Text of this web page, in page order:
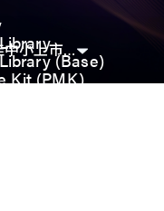
(Base)
Kit (PMK)
M31再次荣登《富比世》「亚洲最佳中小上市企业200强」